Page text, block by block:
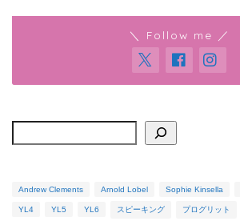
＼ Follow me ／
Andrew Clements Arnold Lobel Sophie Kinsella
YL4 YL5 YL6 スピーキング プログリット